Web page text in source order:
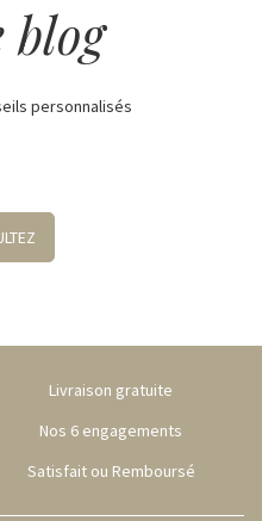
blog
personnalisés
Livraison gratuite
Nos 6 engagements
Satisfait ou Remboursé